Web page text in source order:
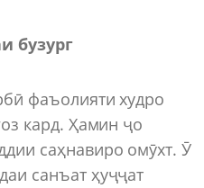
бузург
фаъолияти худро
кард. Ҳамин ҷо
саҳнавиро омӯхт. Ӯ
санъат ҳуҷҷат